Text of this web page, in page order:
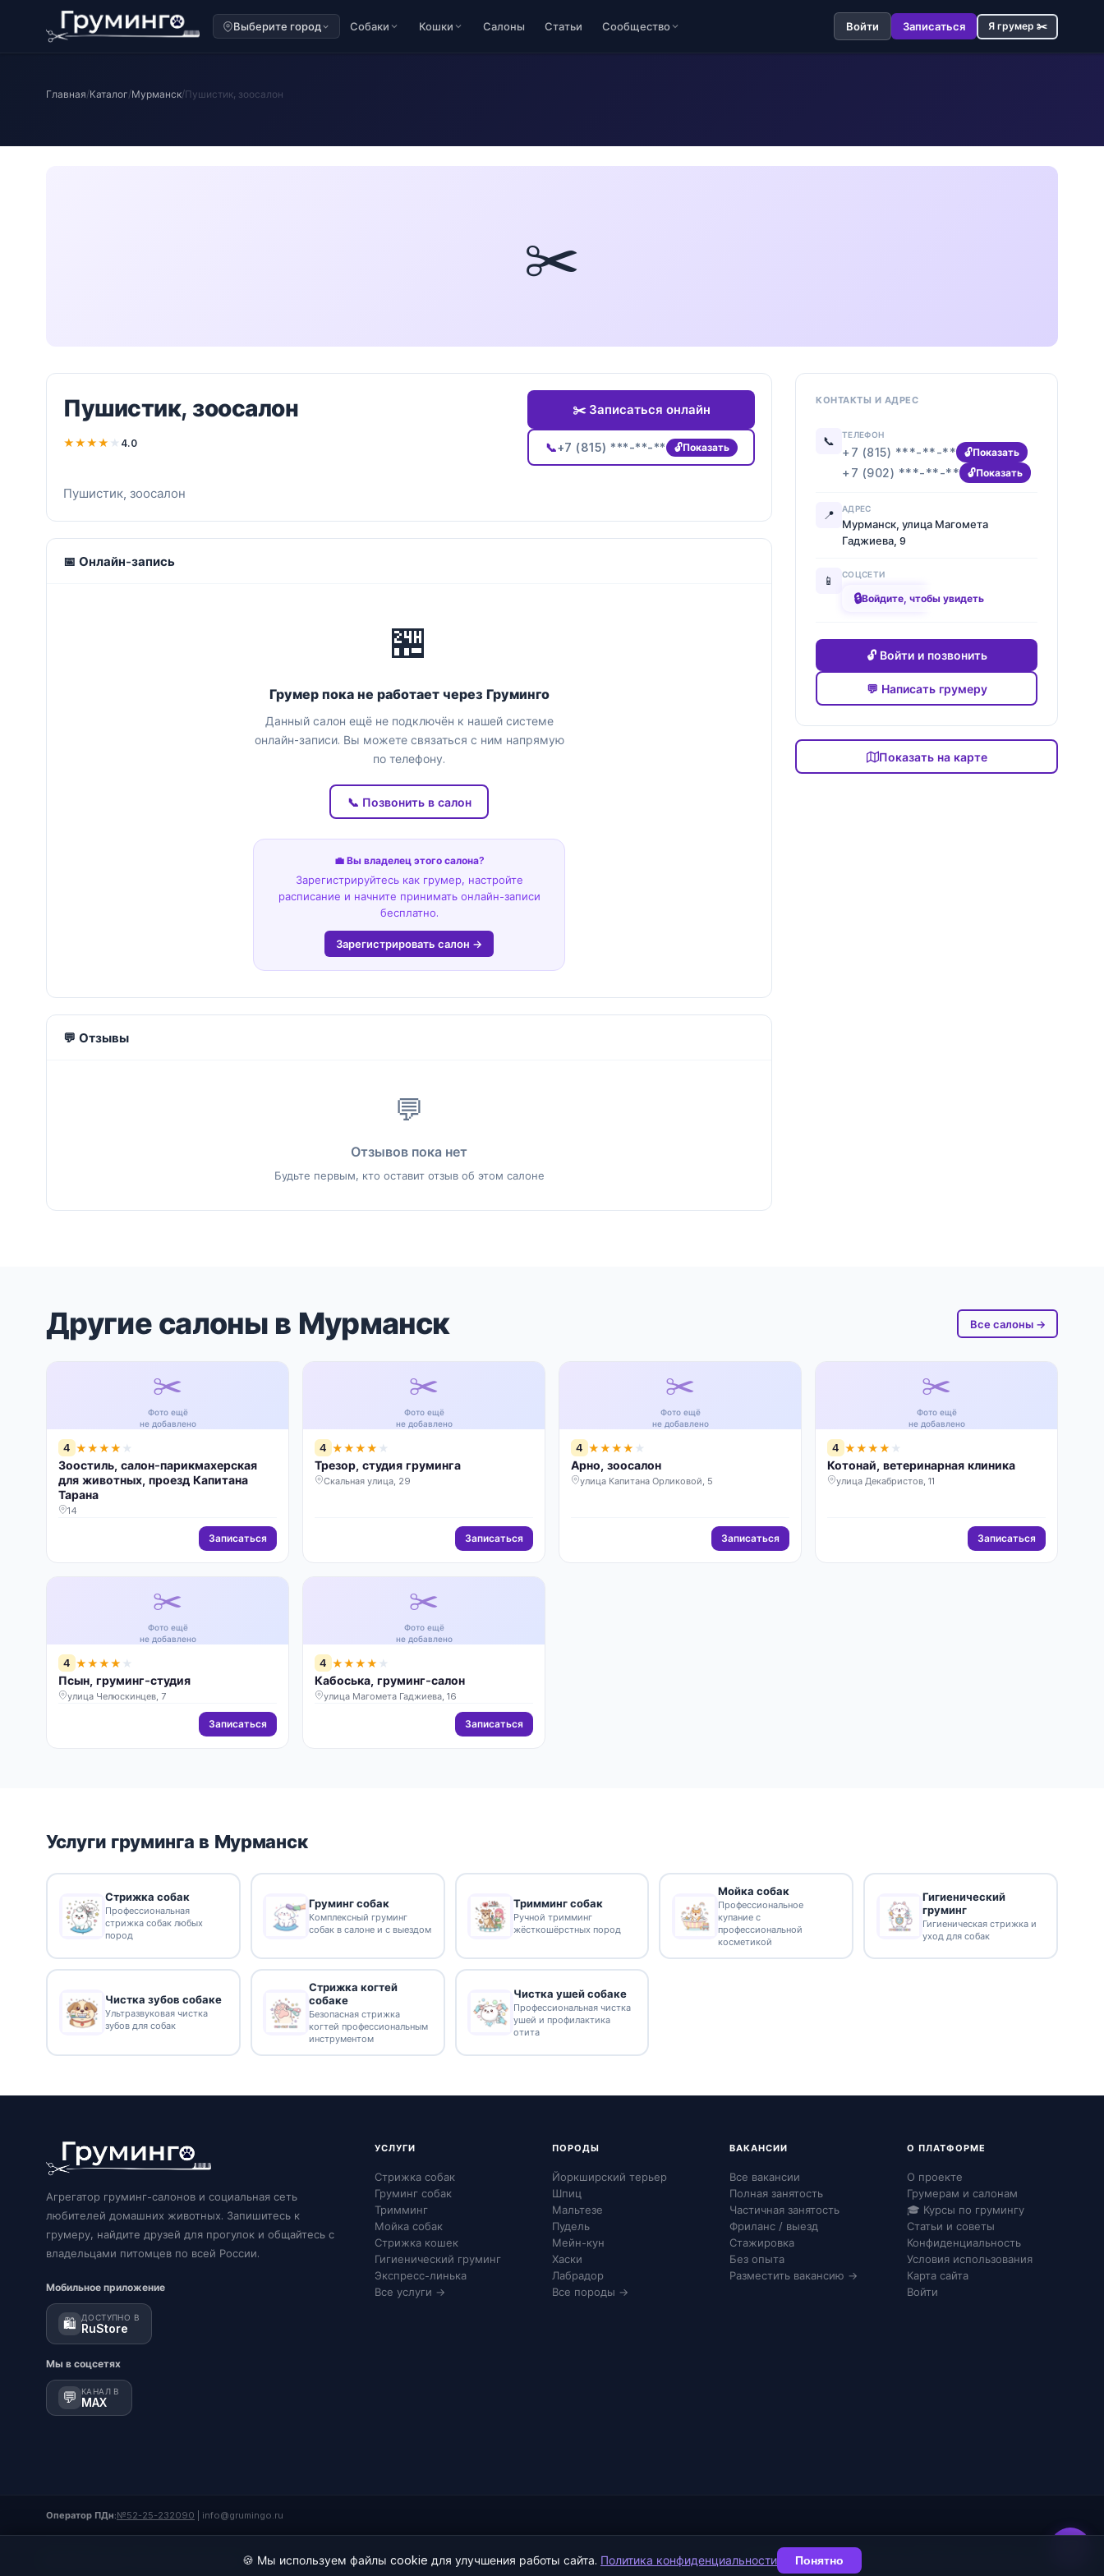
🍪 Мы используем файлы cookie для улучшения работы сайта. Политика конфиденциальности Понятно
Выберите город Собаки Кошки Салоны Статьи Сообщество Войти Записаться Я грумер ✂️
Главная/Каталог/Мурманск/Пушистик, зоосалон
✂️
Пушистик, зоосалон
★★★★ ★ 4.0
✂️ Записаться онлайн
📞+7 (815) ***-**-** Показать
Пушистик, зоосалон
📅 Онлайн-запись
🏪
Грумер пока не работает через Груминго
Данный салон ещё не подключён к нашей системе
онлайн-записи. Вы можете связаться с ним напрямую
по телефону.
📞 Позвонить в салон
💼 Вы владелец этого салона?
Зарегистрируйтесь как грумер, настройте
расписание и начните принимать онлайн-записи
бесплатно.
Зарегистрировать салон →
💬 Отзывы
💬
Отзывов пока нет
Будьте первым, кто оставит отзыв об этом салоне
КОНТАКТЫ И АДРЕС
📞 ТЕЛЕФОН
+7 (815) ***-**-** Показать
+7 (902) ***-**-** Показать
📍 АДРЕС
Мурманск, улица Магомета
Гаджиева, 9
📱 СОЦСЕТИ
████████
🔒Войдите, чтобы увидеть
🔓 Войти и позвонить
💬 Написать грумеру
Показать на карте
Другие салоны в Мурманск Все салоны →
✂️
Фото ещё
не добавлено
4 ★★★★ ★
Зоостиль, салон-парикмахерская
для животных, проезд Капитана
Тарана
14
Записаться
✂️
Фото ещё
не добавлено
4 ★★★★ ★
Трезор, студия груминга
Скальная улица, 29
Записаться
✂️
Фото ещё
не добавлено
4 ★★★★ ★
Арно, зоосалон
улица Капитана Орликовой, 5
Записаться
✂️
Фото ещё
не добавлено
4 ★★★★ ★
Котонай, ветеринарная клиника
улица Декабристов, 11
Записаться
✂️
Фото ещё
не добавлено
4 ★★★★ ★
Псын, груминг-студия
улица Челюскинцев, 7
Записаться
✂️
Фото ещё
не добавлено
4 ★★★★ ★
Кабоська, груминг-салон
улица Магомета Гаджиева, 16
Записаться
Услуги груминга в Мурманск
Стрижка собак
Профессиональная
стрижка собак любых
пород
Груминг собак
Комплексный груминг
собак в салоне и с выездом
Тримминг собак
Ручной тримминг
жёсткошёрстных пород
Мойка собак
Профессиональное
купание с
профессиональной
косметикой
Гигиенический
груминг
Гигиеническая стрижка и
уход для собак
Чистка зубов собаке
Ультразвуковая чистка
зубов для собак
Стрижка когтей
собаке
Безопасная стрижка
когтей профессиональным
инструментом
Чистка ушей собаке
Профессиональная чистка
ушей и профилактика
отита
Агрегатор груминг-салонов и социальная сеть
любителей домашних животных. Запишитесь к
грумеру, найдите друзей для прогулок и общайтесь с
владельцами питомцев по всей России.
Мобильное приложение
🛍️ ДОСТУПНО В
RuStore
Мы в соцсетях
💬 КАНАЛ В
MAX
УСЛУГИ
Стрижка собак
Груминг собак
Тримминг
Мойка собак
Стрижка кошек
Гигиенический груминг
Экспресс-линька
Все услуги →
ПОРОДЫ
Йоркширский терьер
Шпиц
Мальтезе
Пудель
Мейн-кун
Хаски
Лабрадор
Все породы →
ВАКАНСИИ
Все вакансии
Полная занятость
Частичная занятость
Фриланс / выезд
Стажировка
Без опыта
Разместить вакансию →
О ПЛАТФОРМЕ
О проекте
Грумерам и салонам
🎓 Курсы по грумингу
Статьи и советы
Конфиденциальность
Условия использования
Карта сайта
Войти
Оператор ПДн:№52-25-232090 info@grumingo.ru
Конфиденциальность